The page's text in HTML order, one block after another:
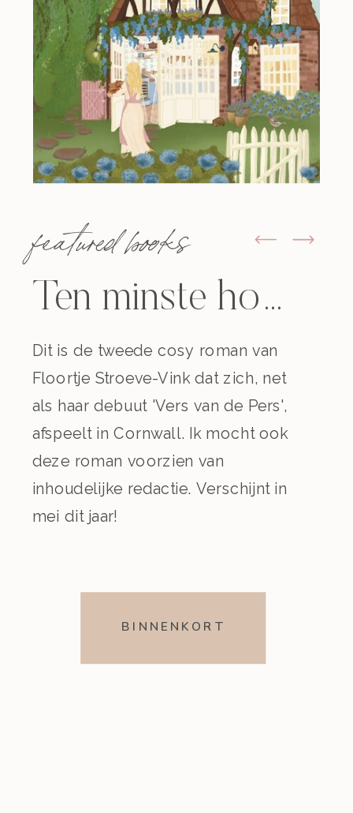
BINNENKORT
Ten minste houdbaar tot
featured books
Dit is de tweede cosy roman van
Floortje Stroeve-Vink dat zich, net
als haar debuut 'Vers van de Pers',
afspeelt in Cornwall. Ik mocht ook
deze roman voorzien van
inhoudelijke redactie. Verschijnt in
mei dit jaar!